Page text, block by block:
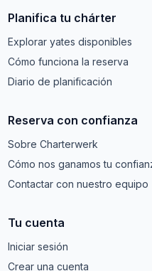
Planifica tu chárter
Explorar yates disponibles
Cómo funciona la reserva
Diario de planificación
Reserva con confianza
Sobre Charterwerk
Cómo nos ganamos tu
Contactar con nuestro equipo
Tu cuenta
Iniciar sesión
Crear una cuenta